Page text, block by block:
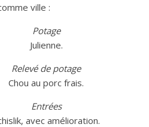
ville :
Potage
Julienne.
Relevé de potage
Chou au porc frais.
Entrées
avec amélioration.